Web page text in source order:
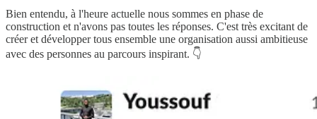
Bien entendu, à l'heure actuelle nous sommes en phase de
construction et n'avons pas toutes les réponses. C'est très excitant de
créer et développer tous ensemble une organisation aussi ambitieuse
avec des personnes au parcours inspirant. 👇